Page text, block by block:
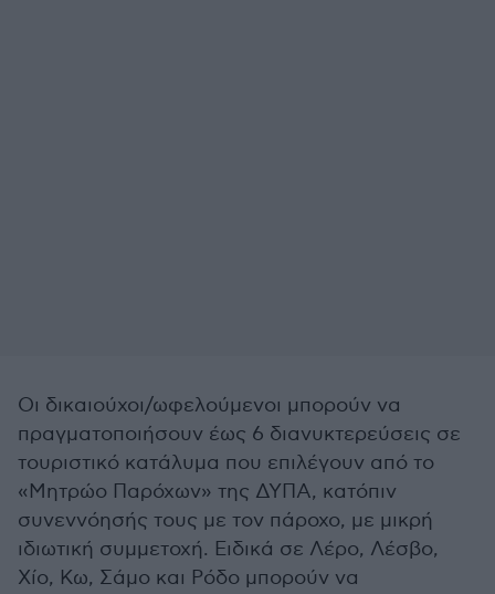
Οι δικαιούχοι/ωφελούμενοι μπορούν να
πραγματοποιήσουν έως 6 διανυκτερεύσεις σε
τουριστικό κατάλυμα που επιλέγουν από το
«Μητρώο Παρόχων» της ΔΥΠΑ, κατόπιν
συνεννόησής τους με τον πάροχο, με μικρή
ιδιωτική συμμετοχή. Ειδικά σε Λέρο, Λέσβο,
Χίο, Κω, Σάμο και Ρόδο μπορούν να